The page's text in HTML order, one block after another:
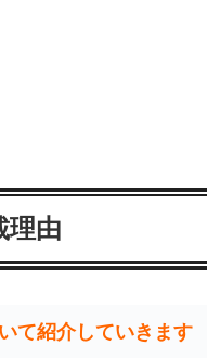
理由
て紹介していきます